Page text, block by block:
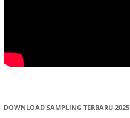
DOWNLOAD SAMPLING TERBARU 2025